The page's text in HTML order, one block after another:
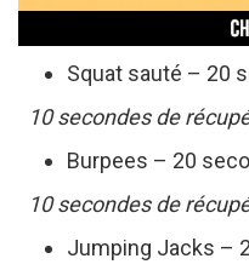
Squat sauté – 20
10 secondes de
Burpees – 20
10 secondes de
Jumping Jacks –